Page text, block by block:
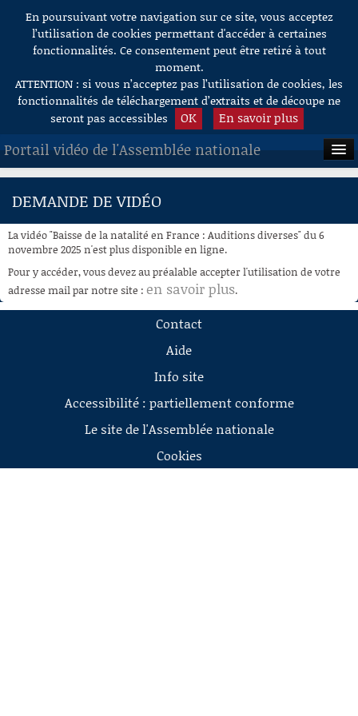
Aller au contenu
En poursuivant votre navigation sur ce site, vous acceptez
l’utilisation de cookies permettant d'accéder à certaines
fonctionnalités. Ce consentement peut être retiré à tout
moment.
ATTENTION : si vous n’acceptez pas l’utilisation de cookies, les
fonctionnalités de téléchargement d’extraits et de découpe ne
seront pas accessibles
OK En savoir plus
Portail vidéo de l'Assemblée nationale
ACCUEIL
À LA DEMANDE
RECHERCHE
AIDE À LA DÉCOUPE
DEMANDE DE VIDÉO
La vidéo "Baisse de la natalité en France : Auditions diverses" du 6
novembre 2025 n'est plus disponible en ligne.
Pour y accéder, vous devez au préalable accepter l'utilisation de votre
adresse mail par notre site : en savoir plus.
Contact
Aide
Info site
Accessibilité : partiellement conforme
Le site de l'Assemblée nationale
Cookies